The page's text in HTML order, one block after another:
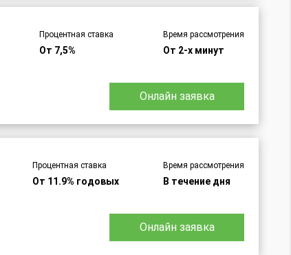
Процентная ставка
От 7,5%
Время рассмотрения
От 2-х минут
Онлайн заявка
Процентная ставка
От 11.9% годовых
Время рассмотрения
В течение дня
Онлайн заявка